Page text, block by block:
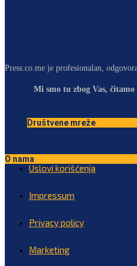
Press.co.me je profesionalan,
Mi smo tu zbog Vas, čitamo
Društvene mreže
O nama
Uslovi korišćenja
Impressum
Privacy policy
Marketing